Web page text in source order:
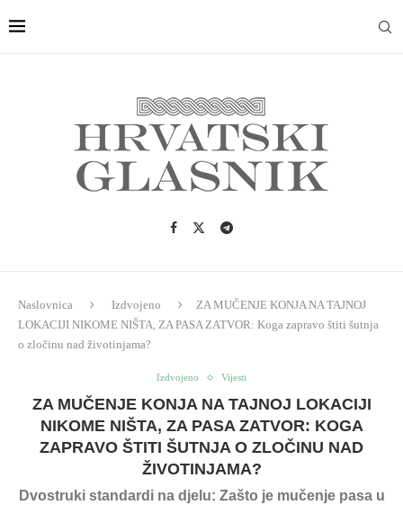
Naslovnica Izdvojeno
ZA MUČENJE KONJA NA TAJNOJ
LOKACIJI NIKOME NIŠTA, ZA PASA ZATVOR: Koga zapravo štiti šutnja
o zločinu nad životinjama?
Izdvojeno Vijesti
ZA MUČENJE KONJA NA TAJNOJ LOKACIJI
NIKOME NIŠTA, ZA PASA ZATVOR: KOGA
ZAPRAVO ŠTITI ŠUTNJA O ZLOČINU NAD
ŽIVOTINJAMA?
Dvostruki standardi na djelu: Zašto je mučenje pasa u